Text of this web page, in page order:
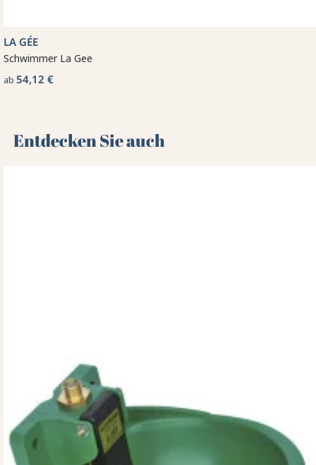
LA GÉE
Schwimmer La Gee
ab 54,12 €
Entdecken Sie auch 🌻